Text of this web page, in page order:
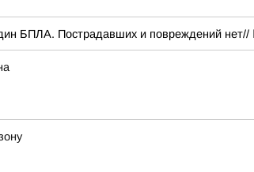
БПЛА. Пострадавших и повреждений нет//